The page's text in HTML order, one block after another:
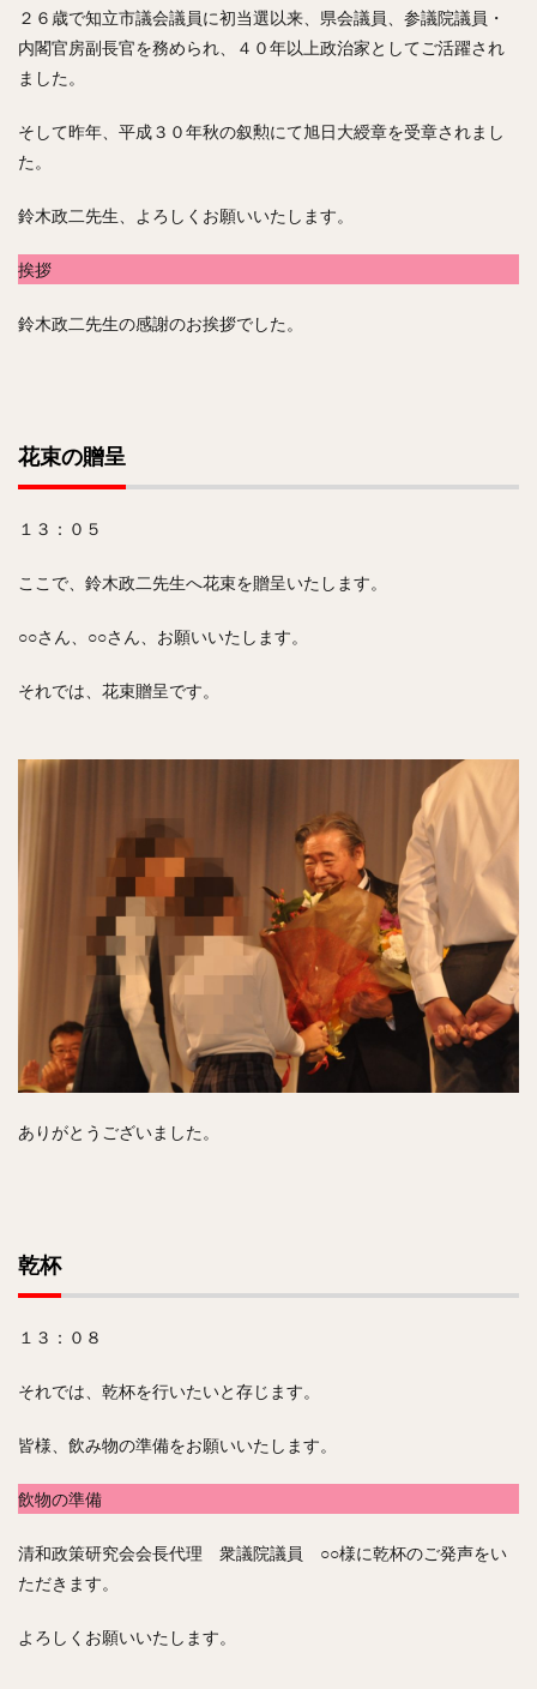
２６歳で知立市議会議員に初当選以来、県会議員、参議院議員・
内閣官房副長官を務められ、４０年以上政治家としてご活躍され
ました。
そして昨年、平成３０年秋の叙勲にて旭日大綬章を受章されまし
た。
鈴木政二先生、よろしくお願いいたします。
挨拶
鈴木政二先生の感謝のお挨拶でした。
花束の贈呈
１３：０５
ここで、鈴木政二先生へ花束を贈呈いたします。
○○さん、○○さん、お願いいたします。
それでは、花束贈呈です。
ありがとうございました。
乾杯
１３：０８
それでは、乾杯を行いたいと存じます。
皆様、飲み物の準備をお願いいたします。
飲物の準備
清和政策研究会会長代理 衆議院議員 ○○様に乾杯のご発声をい
ただきます。
よろしくお願いいたします。